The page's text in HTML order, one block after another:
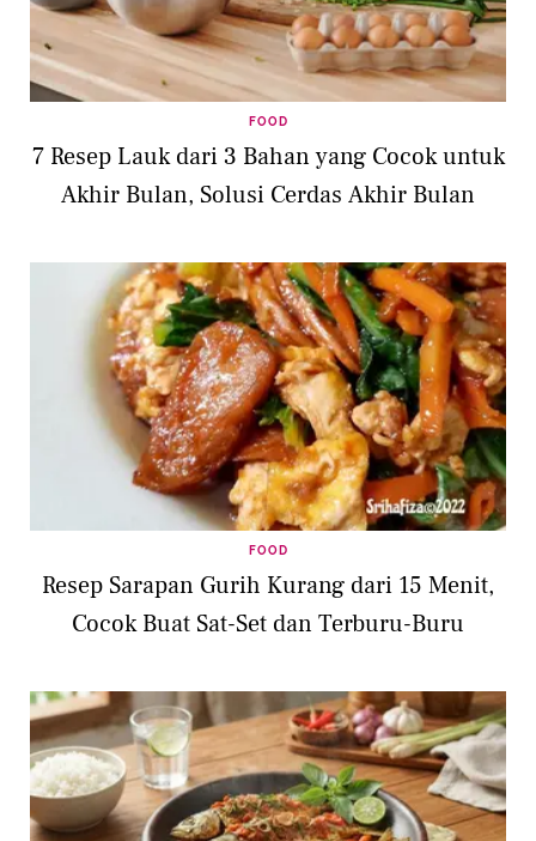
FOOD
7 Resep Lauk dari 3 Bahan yang Cocok untuk
Akhir Bulan, Solusi Cerdas Akhir Bulan
FOOD
Resep Sarapan Gurih Kurang dari 15 Menit,
Cocok Buat Sat-Set dan Terburu-Buru